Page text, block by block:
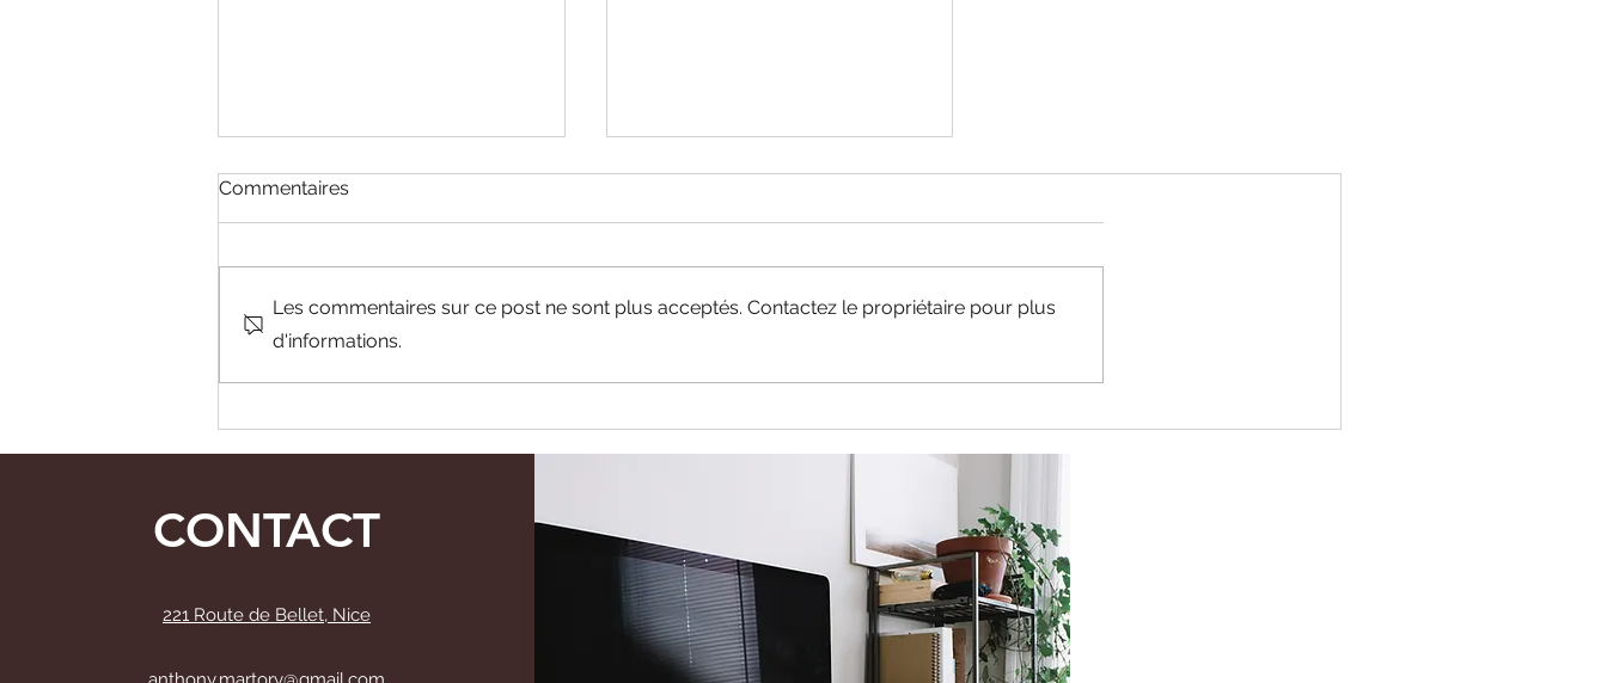
Commentaires
Les commentaires sur ce post ne sont plus acceptés. Contactez le propriétaire pour plus
d'informations.
CONTACT
221 Route de Bellet, Nice